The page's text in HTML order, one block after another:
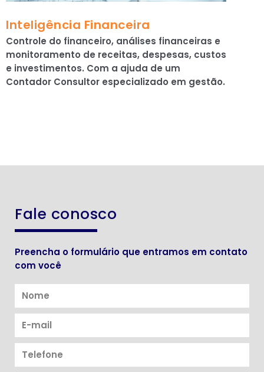
Inteligência Financeira
Controle do financeiro, análises financeiras e
monitoramento de receitas, despesas, custos
e investimentos. Com a ajuda de um
Contador Consultor especializado em gestão.
Fale conosco
Preencha o formulário que entramos em contato
com você